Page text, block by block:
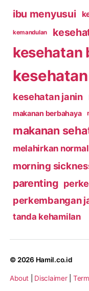
ibu menyusui
kemandulan
kesehatan
kesehatan janin
makanan berbahaya
makanan
melahirkan normal
morning
parenting
perkembangan
tanda kehamilan
© 2026 Hamil.co.id
About Disclaimer|